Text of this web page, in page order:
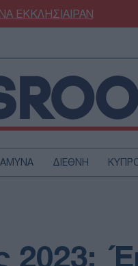
ΕΚΚΛΗΣΙΑΙΡΑΝ
ΑΜΥΝΑ ΔΙΕΘΝΗ
2023: